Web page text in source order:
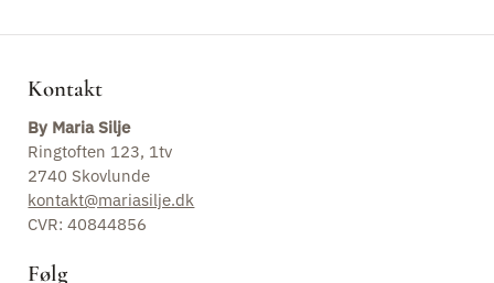
Kontakt
By Maria Silje
Ringtoften 123, 1tv
2740 Skovlunde
kontakt@mariasilje.dk
CVR: 40844856
Følg